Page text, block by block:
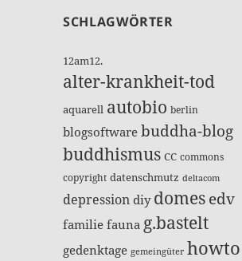
SCHLAGWÖRTER
12am12.
alter-krankheit-tod
aquarell autobio berlin
blogsoftware buddha-blog
buddhismus CC commons
copyright datenschmutz deltacom
depression diy domesedv
familie fauna g.bastelt
gedenktage gemeingüter howto